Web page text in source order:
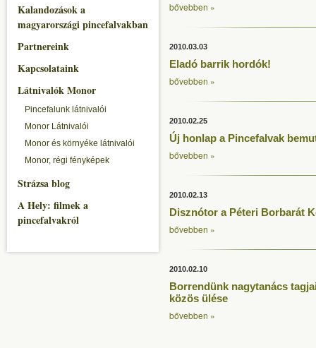
Kalandozások a
magyarországi pincefalvakban
Partnereink
Kapcsolataink
Látnivalók Monor
Pincefalunk látnivalói
Monor Látnivalói
Monor és környéke látnivalói
Monor, régi fényképek
Strázsa blog
A Hely: filmek a
pincefalvakról
bővebben »
2010.03.03
Eladó barrik hordók!
bővebben »
2010.02.25
Új honlap a Pincefalvak
bővebben »
2010.02.13
Disznótor a Péteri Borbarát
bővebben »
2010.02.10
Borrendünk nagytanács
közös ülése
bővebben »